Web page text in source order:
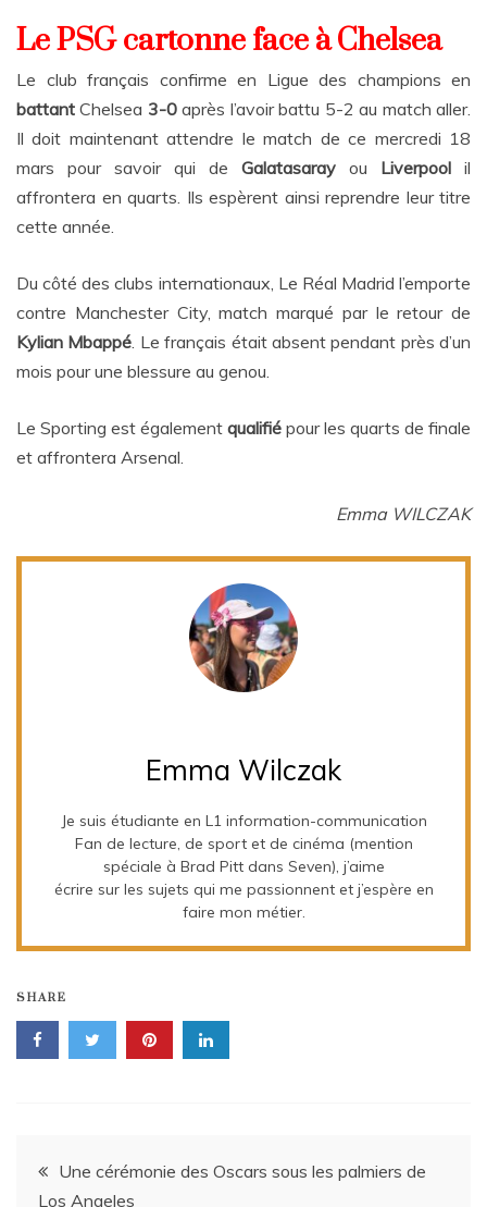
Le PSG cartonne face à Chelsea
Le club français confirme en Ligue des champions en
battantChelsea 3-0après l’avoir battu 5-2 au match aller.
Il doit maintenant attendre le match de ce mercredi 18
mars pour savoir qui de Galatasaray ou Liverpool il
affrontera en quarts. Ils espèrent ainsi reprendre leur titre
cette année.
Du côté des clubs internationaux, Le Réal Madrid l’emporte
contre Manchester City, match marqué par le retour de
Kylian Mbappé . Le français était absent pendant près d’un
mois pour une blessure au genou.
Le Sporting est également qualifié pour les quarts de finale
et affrontera Arsenal.
Emma WILCZAK
Emma Wilczak
Je suis étudiante en L1 information-communication
Fan de lecture, de sport et de cinéma (mention
spéciale à Brad Pitt dans Seven), j’aime
écrire sur les sujets qui me passionnent et j’espère en
faire mon métier.
SHARE
Navigation
Une cérémonie des Oscars sous les palmiers de
Los Angeles